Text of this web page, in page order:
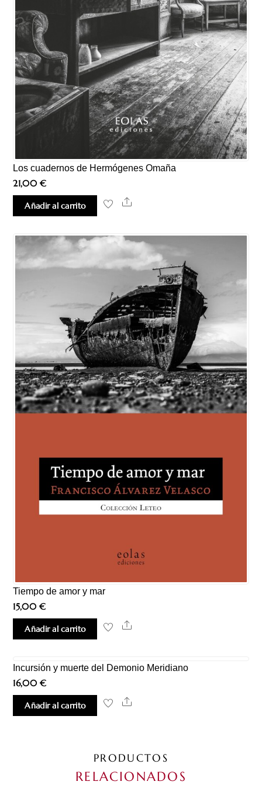
Los cuadernos de Hermógenes Omaña
21,00€
Añadir al carrito Share
Tiempo de amor y mar
15,00€
Añadir al carrito Share
Incursión y muerte del Demonio Meridiano
16,00€
Añadir al carrito Share
PRODUCTOS
RELACIONADOS